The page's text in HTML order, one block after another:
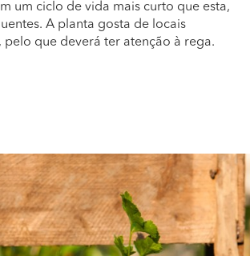
um ciclo de vida mais curto que esta,
A planta gosta de locais
pelo que deverá ter atenção à rega.